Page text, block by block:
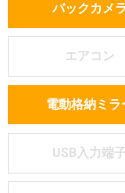
バックカメラ
エアコン
電動格納ミラ
USB入力端